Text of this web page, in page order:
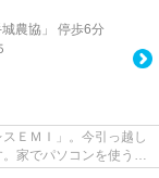
農協」 停歩6分
ＥＭＩ」。今引っ越し
家でパソコンを使う人